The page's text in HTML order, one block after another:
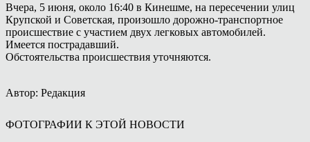
Вчера, 5 июня, около 16:40 в Кинешме, на пересечении улиц
Крупской и Советская, произошло дорожно-транспортное
происшествие с участием двух легковых автомобилей.
Имеется пострадавший.
Обстоятельства происшествия уточняются.
Автор: Редакция
ФОТОГРАФИИ К ЭТОЙ НОВОСТИ